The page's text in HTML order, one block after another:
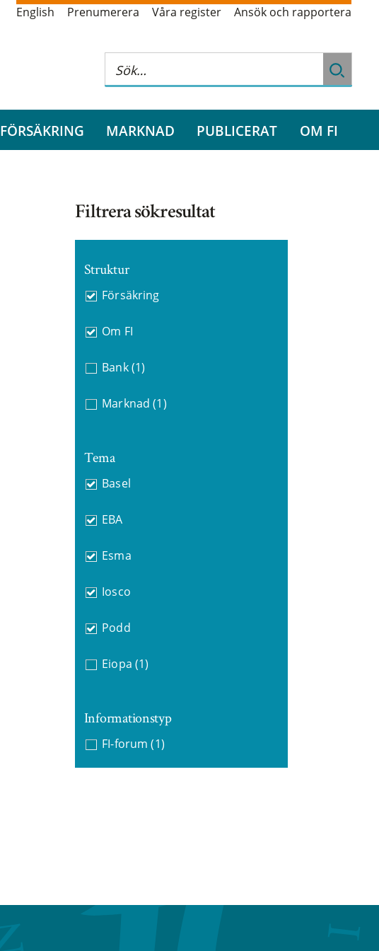
English Prenumerera Våra register Ansök och rapportera
FÖRSÄKRING MARKNAD PUBLICERAT OM FI
Filtrera sökresultat
Struktur
Försäkring
Om FI
Bank (1)
Marknad (1)
Tema
Basel
EBA
Esma
Iosco
Podd
Eiopa (1)
Informationstyp
FI-forum (1)